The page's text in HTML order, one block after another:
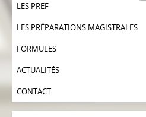
LES PREF
LES PRÉPARATIONS MAGISTRALES
FORMULES
ACTUALITÉS
CONTACT